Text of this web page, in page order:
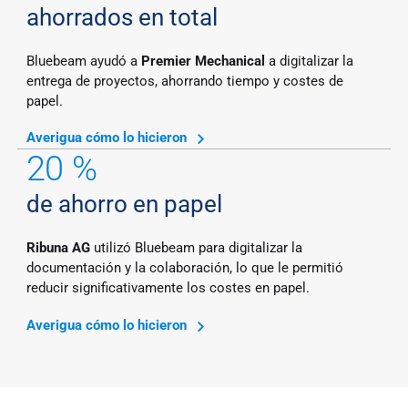
ahorrados en total
Bluebeam ayudó a Premier Mechanical a digitalizar la
entrega de proyectos, ahorrando tiempo y costes de
papel.
Averigua cómo lo hicieron
20 %
de ahorro en papel
Ribuna AGutilizó Bluebeam para digitalizar la
documentación y la colaboración, lo que le permitió
reducir significativamente los costes en papel.
Averigua cómo lo hicieron